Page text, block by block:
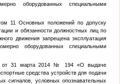
оборудованных специальными
11 Основных положений по допуску
и обязанности должностных лиц по
движения запрещена эксплуатация
оборудованных специальными
от 31 марта 2014 № 194 «О выдаче
средства устройств для подачи
сигналов, условных опознавательных